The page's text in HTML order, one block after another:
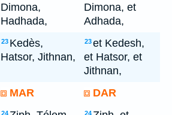
Dimona,
Hadhada,
Dimona, et
Adhada,
23 Kedès,
Hatsor, Jithnan,
23et Kedesh,
et Hatsor, et
Jithnan,
MAR DAR
24 24